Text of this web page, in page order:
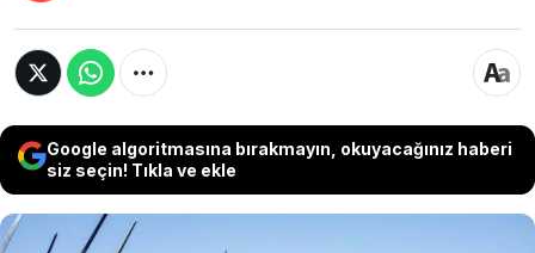
Google algoritmasına bırakmayın, okuyacağınız haberi
siz seçin! Tıkla ve ekle